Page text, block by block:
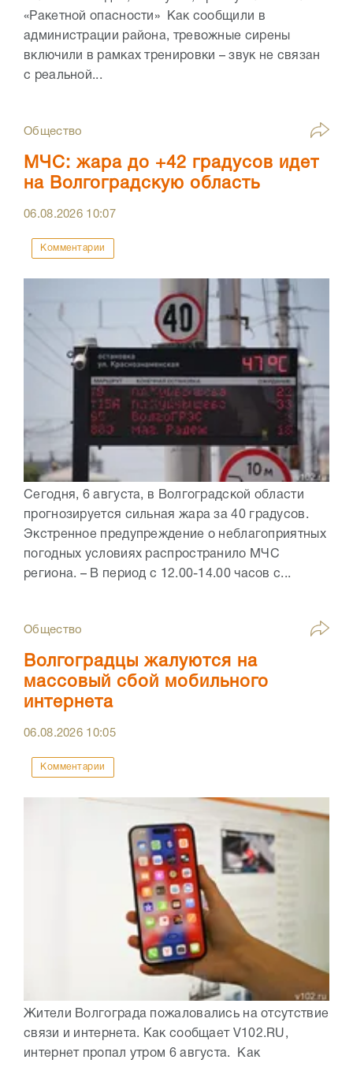
«Ракетной опасности» Как сообщили в
администрации района, тревожные сирены
включили в рамках тренировки – звук не связан
с реальной...
Общество
МЧС: жара до +42 градусов идет
на Волгоградскую область
06.08.2026 10:07
Комментарии
Сегодня, 6 августа, в Волгоградской области
прогнозируется сильная жара за 40 градусов.
Экстренное предупреждение о неблагоприятных
погодных условиях распространило МЧС
региона. – В период с 12.00-14.00 часов с...
Общество
Волгоградцы жалуются на
массовый сбой мобильного
интернета
06.08.2026 10:05
Комментарии
Жители Волгограда пожаловались на отсутствие
связи и интернета. Как сообщает V102.RU,
интернет пропал утром 6 августа. Как